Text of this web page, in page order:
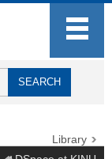
Library